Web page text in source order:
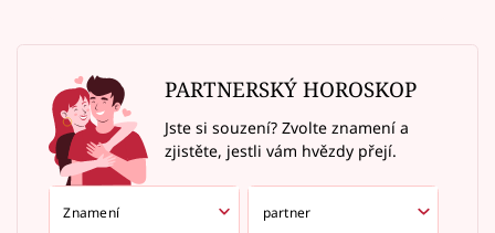
PARTNERSKÝ HOROSKOP
Jste si souzení? Zvolte znamení a
zjistěte, jestli vám hvězdy přejí.